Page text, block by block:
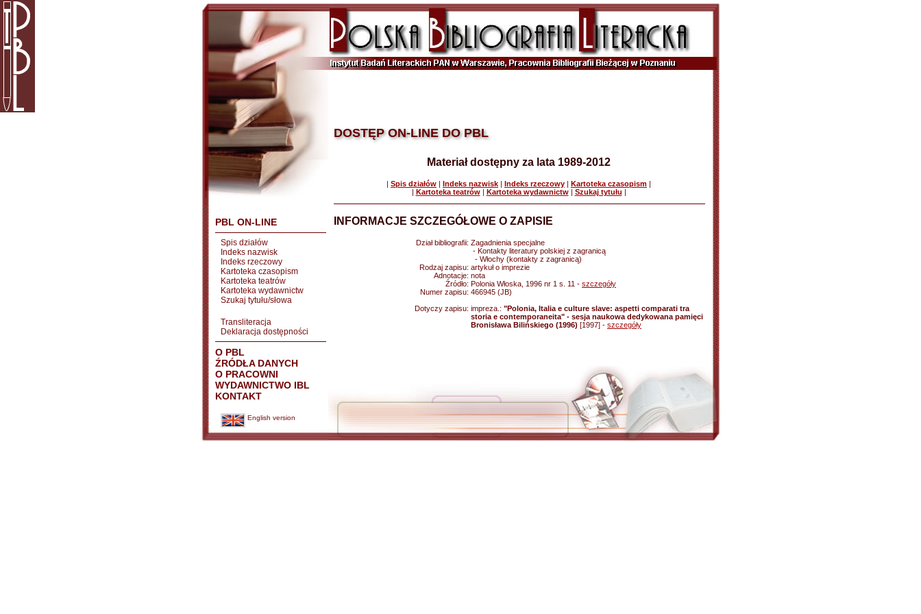
PBL ON-LINE
Spis działów
Indeks nazwisk
Indeks rzeczowy
Kartoteka czasopism
Kartoteka teatrów
Kartoteka wydawnictw
Szukaj tytułu/słowa
Transliteracja
Deklaracja dostępności
O PBL
ŹRÓDŁA DANYCH
O PRACOWNI
WYDAWNICTWO IBL
KONTAKT
English version
DOSTĘP ON-LINE DO PBL
Materiał dostępny za lata 1989-2012
| Spis działów | Indeks nazwisk | Indeks rzeczowy | Kartoteka czasopism |
| Kartoteka teatrów| Kartoteka wydawnictw| Szukaj tytułu |
INFORMACJE SZCZEGÓŁOWE O ZAPISIE
Dział bibliografii: Zagadnienia specjalne
- Kontakty literatury polskiej z zagranicą
- Włochy (kontakty z zagranicą)
Rodzaj zapisu: artykuł o imprezie
Adnotacje: nota
Źródło: Polonia Włoska, 1996 nr 1 s. 11 - szczegóły
Numer zapisu: 466945 (JB)
Dotyczy zapisu: impreza.: "Polonia, Italia e culture slave: aspetti comparati tra
storia e contemporaneita" - sesja naukowa dedykowana pamięci
Bronisława Bilińskiego (1996) [1997] - szczegóły